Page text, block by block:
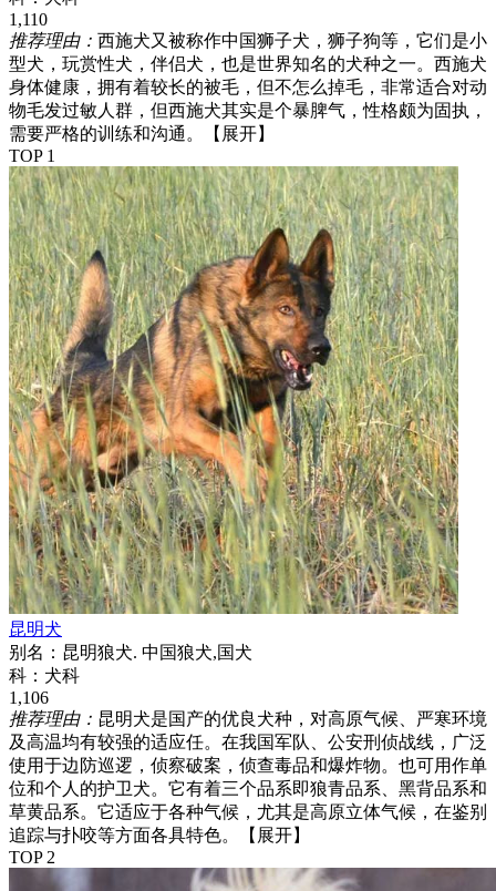
1,110
推荐理由： 西施犬又被称作中国狮子犬，狮子狗等，它们是小
型犬，玩赏性犬，伴侣犬，也是世界知名的犬种之一。西施犬
身体健康，拥有着较长的被毛，但不怎么掉毛，非常适合对动
物毛发过敏人群，但西施犬其实是个暴脾气，性格颇为固执，
需要严格的训练和沟通。
【展开】
TOP 1
昆明犬
别名： 昆明狼犬. 中国狼犬,国犬
科： 犬科
1,106
推荐理由： 昆明犬是国产的优良犬种，对高原气候、严寒环境
及高温均有较强的适应任。在我国军队、公安刑侦战线，广泛
使用于边防巡逻，侦察破案，侦查毒品和爆炸物。也可用作单
位和个人的护卫犬。它有着三个品系即狼青品系、黑背品系和
草黄品系。它适应于各种气候，尤其是高原立体气候，在鉴别
追踪与扑咬等方面各具特色。
【展开】
TOP 2